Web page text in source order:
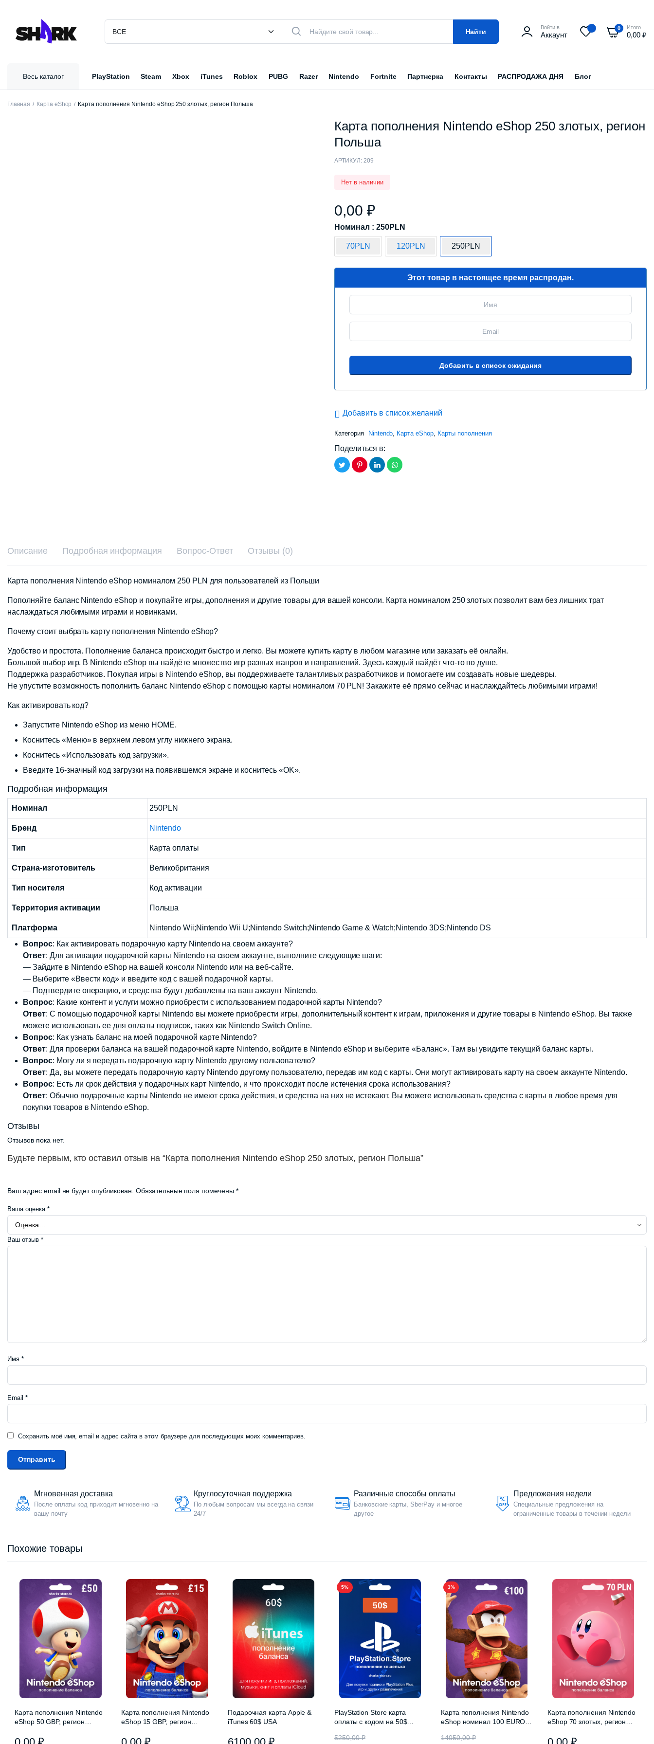
Найти
Войти в
Аккаунт
0 Итого
0,00₽
Весь каталог PlayStation Steam Xbox iTunes Roblox PUBG Razer Nintendo Fortnite Партнерка Контакты РАСПРОДАЖА ДНЯ Блог
Главная Карта eShop Карта пополнения Nintendo eShop 250 злотых, регион Польша
Карта пополнения Nintendo eShop 250 злотых, регион
Польша
АРТИКУЛ: 209
Нет в наличии
0,00 ₽
Номинал : 250PLN
70PLN 120PLN 250PLN
Этот товар в настоящее время распродан.
Добавить в список желаний
Категория Nintendo, Карта eShop, Карты пополнения
Поделиться в:
Описание Подробная информация Вопрос-Ответ Отзывы (0)
Карта пополнения Nintendo eShop номиналом 250 PLN для пользователей из Польши
Пополняйте баланс Nintendo eShop и покупайте игры, дополнения и другие товары для вашей консоли. Карта номиналом 250 злотых позволит вам без лишних трат
наслаждаться любимыми играми и новинками.
Почему стоит выбрать карту пополнения Nintendo eShop?
Удобство и простота. Пополнение баланса происходит быстро и легко. Вы можете купить карту в любом магазине или заказать её онлайн.
Большой выбор игр. В Nintendo eShop вы найдёте множество игр разных жанров и направлений. Здесь каждый найдёт что-то по душе.
Поддержка разработчиков. Покупая игры в Nintendo eShop, вы поддерживаете талантливых разработчиков и помогаете им создавать новые шедевры.
Не упустите возможность пополнить баланс Nintendo eShop с помощью карты номиналом 70 PLN! Закажите её прямо сейчас и наслаждайтесь любимыми играми!
Как активировать код?
Запустите Nintendo eShop из меню HOME.
Коснитесь «Меню» в верхнем левом углу нижнего экрана.
Коснитесь «Использовать код загрузки».
Введите 16-значный код загрузки на появившемся экране и коснитесь «OK».
Подробная информация
Номинал 250PLN
Бренд Nintendo
Тип Карта оплаты
Страна-изготовитель Великобритания
Тип носителя Код активации
Территория активации Польша
Платформа
Nintendo Wii;Nintendo Wii U;Nintendo Switch;Nintendo Game & Watch;Nintendo 3DS;Nintendo DS
Вопрос: Как активировать подарочную карту Nintendo на своем аккаунте?
Ответ: Для активации подарочной карты Nintendo на своем аккаунте, выполните следующие шаги:
— Зайдите в Nintendo eShop на вашей консоли Nintendo или на веб-сайте.
— Выберите «Ввести код» и введите код с вашей подарочной карты.
— Подтвердите операцию, и средства будут добавлены на ваш аккаунт Nintendo.
Вопрос: Какие контент и услуги можно приобрести с использованием подарочной карты Nintendo?
Ответ: С помощью подарочной карты Nintendo вы можете приобрести игры, дополнительный контент к играм, приложения и другие товары в Nintendo eShop. Вы также
можете использовать ее для оплаты подписок, таких как Nintendo Switch Online.
Вопрос: Как узнать баланс на моей подарочной карте Nintendo?
Ответ: Для проверки баланса на вашей подарочной карте Nintendo, войдите в Nintendo eShop и выберите «Баланс». Там вы увидите текущий баланс карты.
Вопрос: Могу ли я передать подарочную карту Nintendo другому пользователю?
Ответ: Да, вы можете передать подарочную карту Nintendo другому пользователю, передав им код с карты. Они могут активировать карту на своем аккаунте Nintendo.
Вопрос: Есть ли срок действия у подарочных карт Nintendo, и что происходит после истечения срока использования?
Ответ: Обычно подарочные карты Nintendo не имеют срока действия, и средства на них не истекают. Вы можете использовать средства с карты в любое время для
покупки товаров в Nintendo eShop.
Отзывы
Отзывов пока нет.
Будьте первым, кто оставил отзыв на “Карта пополнения Nintendo eShop 250 злотых, регион Польша”
Ваш адрес email не будет опубликован. Обязательные поля помечены*
Ваша оценка *
Ваш отзыв *
Имя *
Email *
Сохранить моё имя, email и адрес сайта в этом браузере для последующих моих комментариев.
Мгновенная доставка
После оплаты код приходит мгновенно на
вашу почту
Круглосуточная поддержка
По любым вопросам мы всегда на связи
24/7
Различные способы оплаты
Банковские карты, SberPay и многое
другое
Предложения недели
Специальные предложения на
ограниченные товары в течении недели
Похожие товары
Карта пополнения Nintendo
eShop 50 GBP, регион
Карта пополнения Nintendo
eShop 15 GBP, регион
Подарочная карта Apple &
iTunes 60$ USA
5%
PlayStation Store карта
оплаты с кодом на 50$
5250,00₽
3%
Карта пополнения Nintendo
eShop номинал 100 EURO,
14050,00₽
Карта пополнения Nintendo
eShop 70 злотых, регион